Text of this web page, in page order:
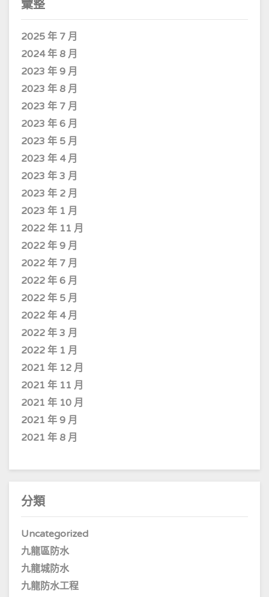
彙整
2025 年 7 月
2024 年 8 月
2023 年 9 月
2023 年 8 月
2023 年 7 月
2023 年 6 月
2023 年 5 月
2023 年 4 月
2023 年 3 月
2023 年 2 月
2023 年 1 月
2022 年 11 月
2022 年 9 月
2022 年 7 月
2022 年 6 月
2022 年 5 月
2022 年 4 月
2022 年 3 月
2022 年 1 月
2021 年 12 月
2021 年 11 月
2021 年 10 月
2021 年 9 月
2021 年 8 月
分類
Uncategorized
九龍區防水
九龍城防水
九龍防水工程